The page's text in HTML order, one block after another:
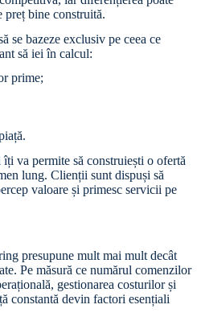
bine construită.
se bazeze exclusiv pe ceea ce
să iei în calcul:
prime;
va permite să construiești o ofertă
lung. Clienții sunt dispuși să
valoare și primesc servicii pe
presupune mult mai mult decât
Pe măsură ce numărul comenzilor
gestionarea costurilor și
constantă devin factori esențiali